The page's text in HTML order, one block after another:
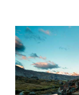
Voir
l'image
agrandie